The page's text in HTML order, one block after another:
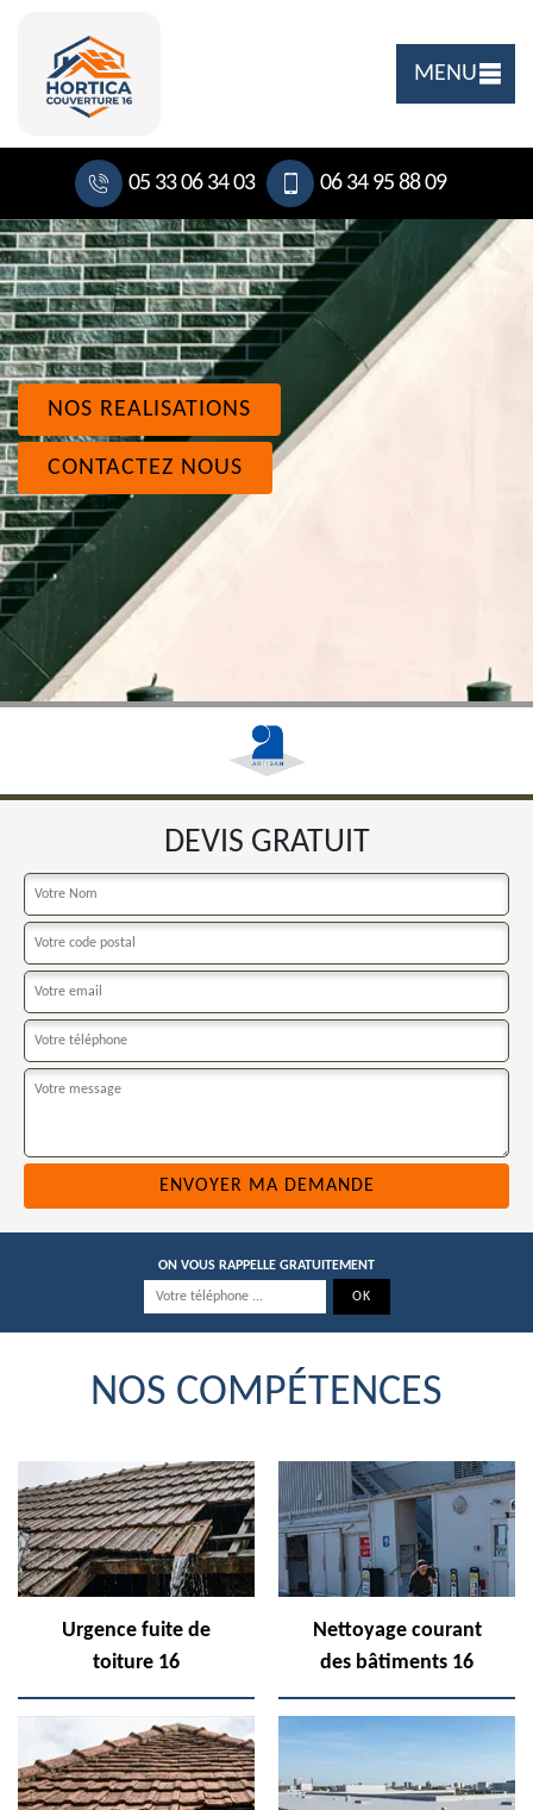
MENU
05 33 06 34 03 06 34 95 88 09
NOS REALISATIONS
CONTACTEZ NOUS
DEVIS GRATUIT
ON VOUS RAPPELLE GRATUITEMENT
NOS COMPÉTENCES
Urgence fuite de
toiture 16
Nettoyage courant
des bâtiments 16